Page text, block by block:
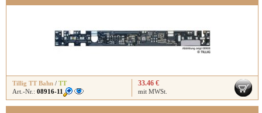
Tillig TT Bahn / TT
Art.-Nr.: 08916-11
33.46 €
mit MWSt.